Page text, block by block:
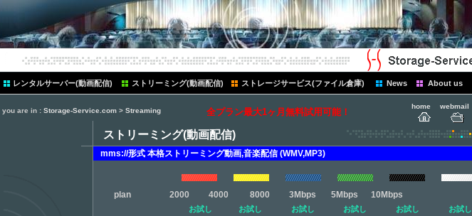
レンタルサーバー(動画配信) ストリーミング(動画配信) ストレージサービス(ファイル倉庫) News About us
you are in : Storage-Service.com > Streaming
home webmail
ストリーミング(動画配信)
mms://形式 本格ストリーミング動画,音楽配信 (WMV,MP3)
全プラン最大1ヶ月無料試用可能！
plan 2000 4000 8000 3Mbps 5Mbps 10Mbps
お試し お試し お試し お試し お試し
お試し